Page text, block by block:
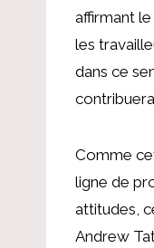
affirmant
les
dans ce
Comme
ligne de
attitudes,
Andrew